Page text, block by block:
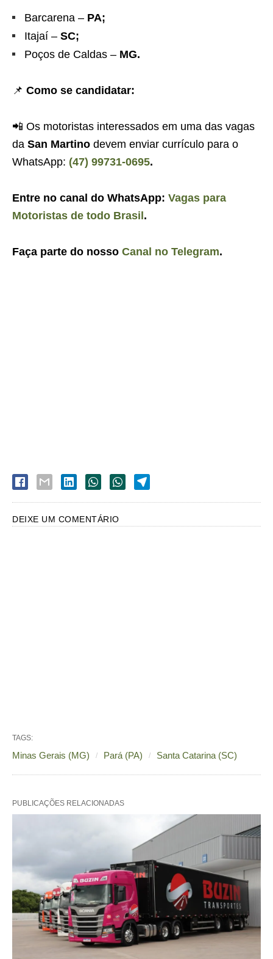
Barcarena – PA;
Itajaí – SC;
Poços de Caldas – MG.
📌 Como se candidatar:
📲 Os motoristas interessados em uma das vagas
da San Martino devem enviar currículo para o
WhatsApp: (47) 99731-0695.
Entre no canal do WhatsApp: Vagas para
Motoristas de todo Brasil.
Faça parte do nosso Canal no Telegram.
DEIXE UM COMENTÁRIO
TAGS:
Minas Gerais (MG) Pará (PA) Santa Catarina (SC)
PUBLICAÇÕES RELACIONADAS